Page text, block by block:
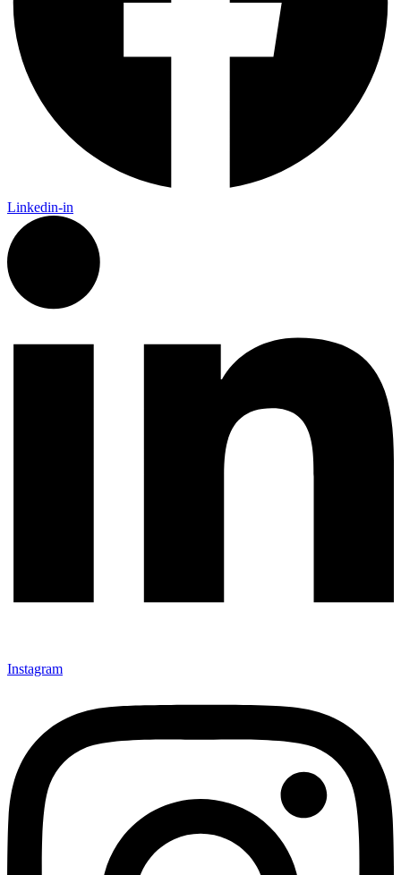
Linkedin-in
Instagram